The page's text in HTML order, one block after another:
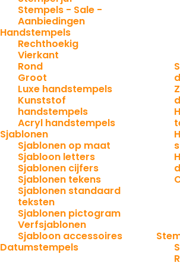
Stempels - Sale -
Aanbiedingen
Handstempels
Rechthoekig
Vierkant
Rond
Groot
Luxe handstempels
Kunststof
handstempels
Acryl handstempels
Sjablonen
Sjablonen op maat
Sjabloon letters
Sjablonen cijfers
Sjablonen tekens
Sjablonen standaard
teksten
Sjablonen pictogram
Verfsjablonen
Sjabloon accessoires
Datumstempels